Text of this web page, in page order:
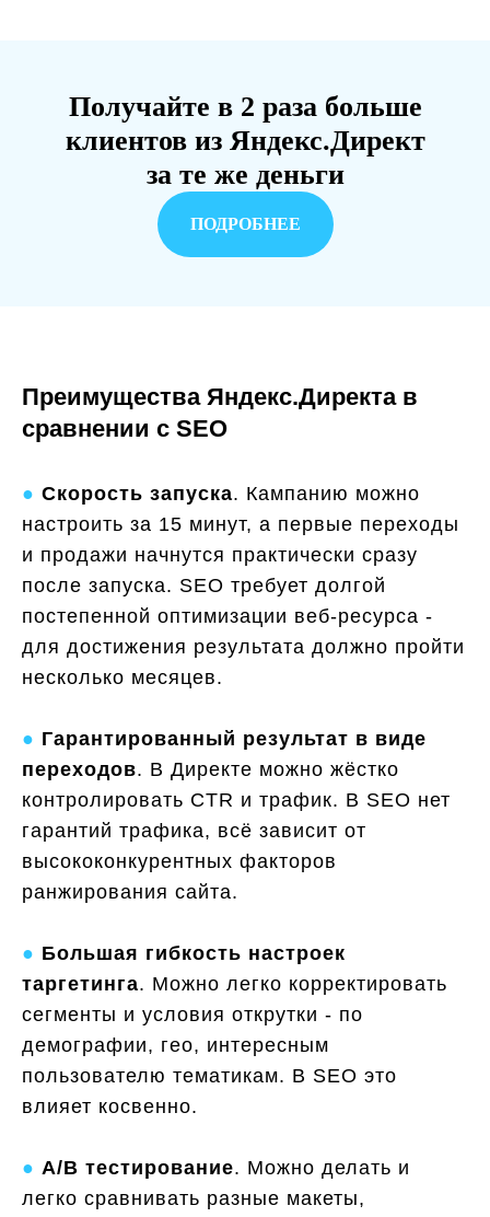
Получайте в 2 раза больше
клиентов из Яндекс.Директ
за те же деньги
ПОДРОБНЕЕ
Преимущества Яндекс.Директа в
сравнении с SEO
● Скорость запуска. Кампанию можно
настроить за 15 минут, а первые переходы
и продажи начнутся практически сразу
после запуска. SEO требует долгой
постепенной оптимизации веб-ресурса -
для достижения результата должно пройти
несколько месяцев.
● Гарантированный результат в виде
переходов. В Директе можно жёстко
контролировать CTR и трафик. В SEO нет
гарантий трафика, всё зависит от
высококонкурентных факторов
ранжирования сайта.
● Большая гибкость настроек
таргетинга. Можно легко корректировать
сегменты и условия открутки - по
демографии, гео, интересным
пользователю тематикам. В SEO это
влияет косвенно.
● A/B тестирование. Можно делать и
легко сравнивать разные макеты,